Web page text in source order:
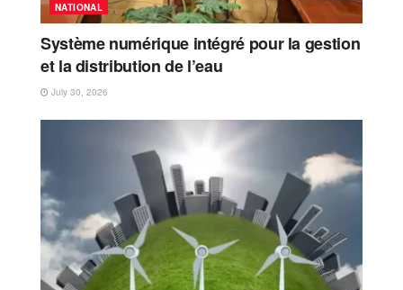
NATIONAL
Système numérique intégré pour la gestion
et la distribution de l’eau
July 30, 2026